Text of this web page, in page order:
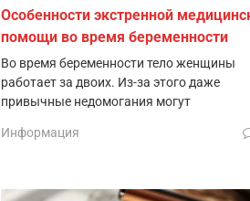
Особенности экстренной
помощи во время беременности
Во время беременности тело женщины
работает за двоих. Из-за этого даже
привычные недомогания могут
Информация